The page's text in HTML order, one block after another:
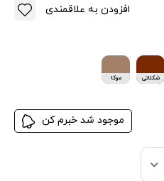
شکلاتی موکا
موجود شد خبرم کن
افزودن به علاقمندی